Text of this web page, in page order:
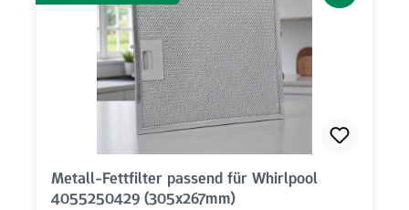
Metall-Fettfilter passend für Whirlpool
4055250429 (305x267mm)